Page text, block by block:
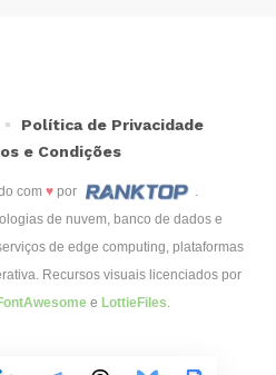
com ♥ por
.
de nuvem, banco de dados e
de edge computing, plataformas
Recursos visuais licenciados por
e LottieFiles.
Política de Privacidade
e Condições